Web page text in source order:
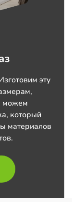
эту
можем
который
материалов